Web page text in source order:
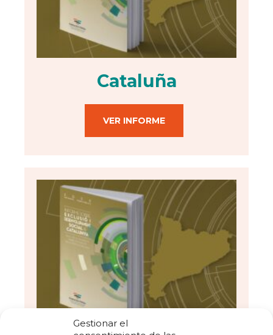
Gestionar el
Cataluña
VER INFORME